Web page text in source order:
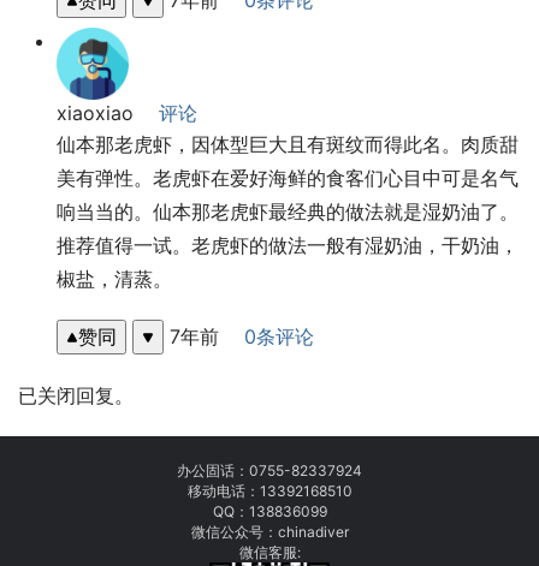
xiaoxiao
评论
仙本那老虎虾，因体型巨大且有斑纹而得此名。肉质甜
美有弹性。老虎虾在爱好海鲜的食客们心目中可是名气
响当当的。仙本那老虎虾最经典的做法就是湿奶油了。
推荐值得一试。老虎虾的做法一般有湿奶油，干奶油，
椒盐，清蒸。
赞同 7年前 0条评论
已关闭回复。
办公固话： 0755-82337924
移动电话： 13392168510
QQ：138836099
微信公众号：chinadiver
微信客服: